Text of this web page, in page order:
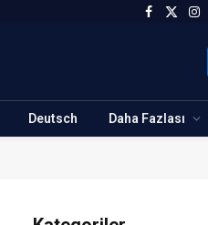
Facebook
X
Deutsch Daha Fazlası